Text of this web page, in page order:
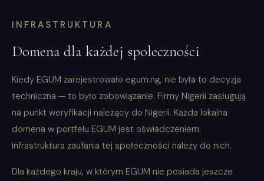
INFRASTRUKTURA
Domena dla każdej społeczności
Kiedy EGUM zarejestrowało egum.ng, nie była to decyzja
techniczna — to było zobowiązanie. Firmy Nigerii zasługują
na punkt weryfikacji należący do Nigerii. Każda lokalna
domena w portfelu EGUM jest oświadczeniem:
infrastruktura zaufania tej społeczności należy do nich.
Dla każdego kraju, w którym EGUM nie posiada jeszcze